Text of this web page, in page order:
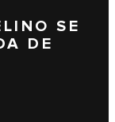
SE
DE